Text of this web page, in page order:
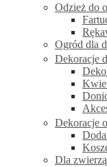
Odzież do
Ogród dla
Dekoracje
Dekoracje
Dla